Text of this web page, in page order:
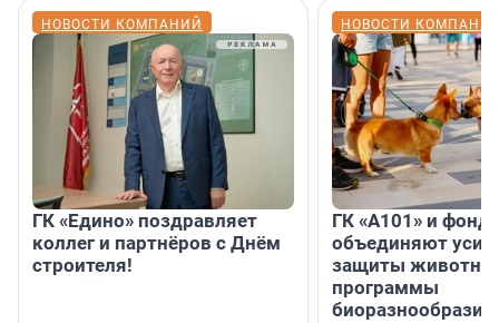
НОВОСТИ КОМПАНИЙ
ГК «Едино» поздравляет
коллег и партнёров с Днём
строителя!
НОВОСТИ
ГК «А101» и фонд
объединяют
защиты
программы
биоразнообразия